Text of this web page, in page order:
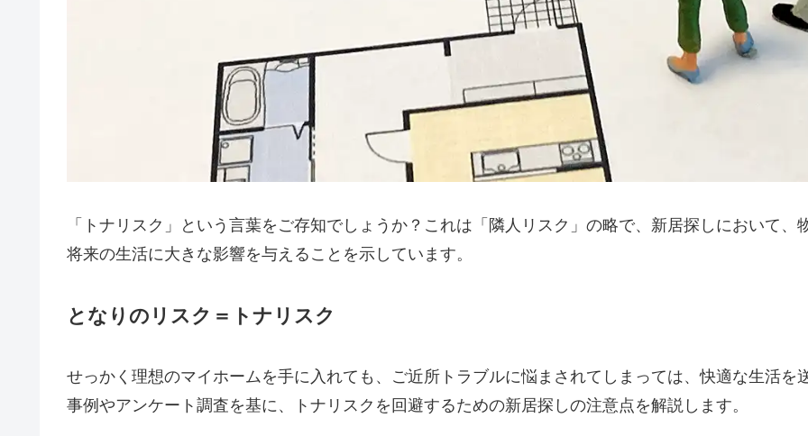
「トナリスク」という言葉をご存知でしょうか？これは「隣人リスク」の略で、新居探しにおいて
将来の生活に大きな影響を与えることを示しています。
となりのリスク＝トナリスク
せっかく理想のマイホームを手に入れても、ご近所トラブルに悩まされてしまっては、快適な生活
事例やアンケート調査を基に、トナリスクを回避するための新居探しの注意点を解説します。